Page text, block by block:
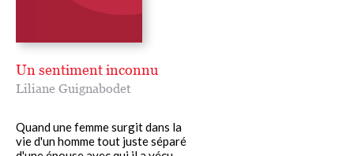
Un sentiment inconnu
Liliane Guignabodet
Quand une femme surgit dans la
vie d'un homme tout juste séparé